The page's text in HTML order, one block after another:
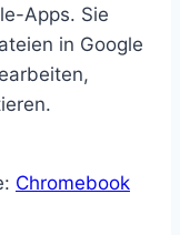
Apps. Sie
in Google
Chromebook